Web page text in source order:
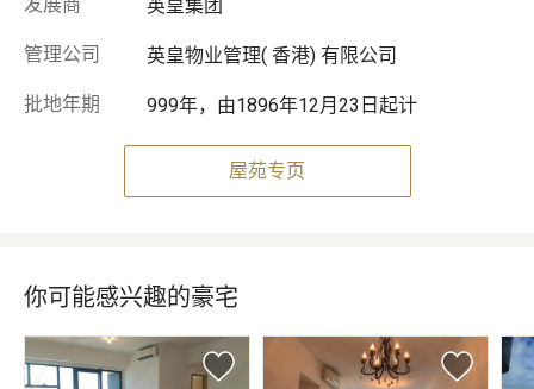
发展商 英皇集团
管理公司 英皇物业管理( 香港) 有限公司
批地年期 999年，由1896年12月23日起计
屋苑专页
你可能感兴趣的豪宅